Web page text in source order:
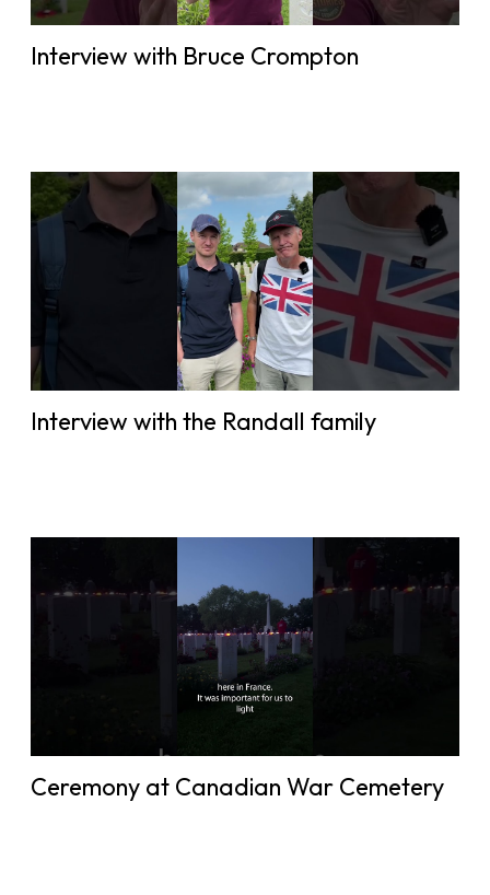
Interview with Bruce Crompton
Interview with the Randall family
Ceremony at Canadian War Cemetery